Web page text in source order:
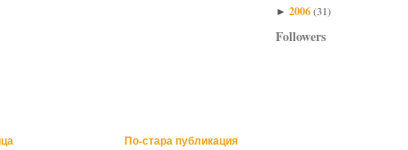
По-стара публикация
► 2006(31)
Followers